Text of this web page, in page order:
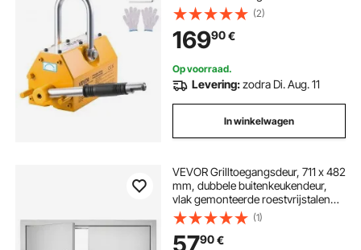
ontgrendelingshendel en stalen
haak, gebruikt in werkplaatskranen
en hijswerktuigen, voor het heffen
van stalen platen en planken
(2)
16990€
Op voorraad.
Levering:zodra Di. Aug. 11
In winkelwagen
VEVOR Grilltoegangsdeur, 711 x 482
mm, dubbele buitenkeukendeur,
vlak gemonteerde roestvrijstalen
deur, verticale wanddeur met
handgrepen, voor grill-eiland,
grillstation, buitenkast
(1)
5790€